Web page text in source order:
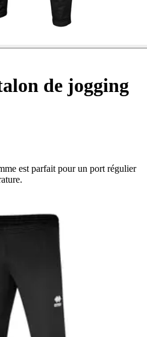
de jogging
est parfait pour un port régulier